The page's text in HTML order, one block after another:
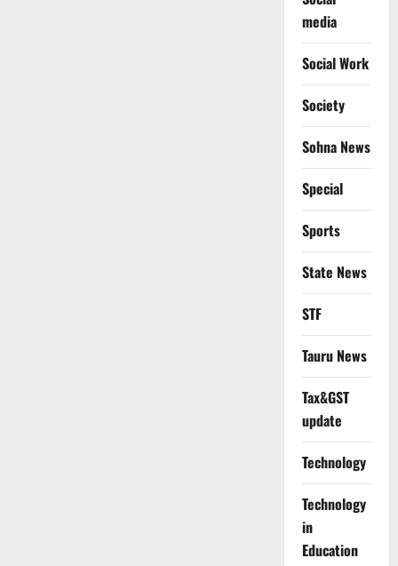
media
Social Work
Society
Sohna News
Special
Sports
State News
STF
Tauru News
Tax&GST
update
Technology
Technology
in
Education